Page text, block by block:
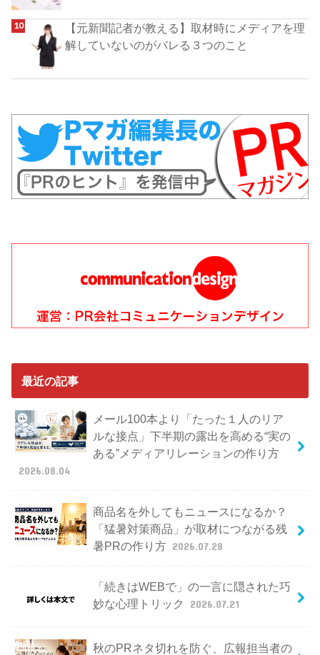
【元新聞記者が教える】取材時にメディアを理
解していないのがバレる３つのこと
最近の記事
メール100本より「たった１人のリア
ルな接点」下半期の露出を高める“実の
ある”メディアリレーションの作り方
2026.08.04
商品名を外してもニュースになるか？
「猛暑対策商品」が取材につながる残
暑PRの作り方 2026.07.28
「続きはWEBで」の一言に隠された巧
妙な心理トリック
2026.07.21
秋のPRネタ切れを防ぐ、広報担当者の